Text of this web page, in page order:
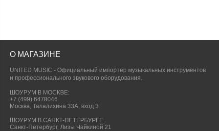
О МАГАЗИНЕ
UNITED MUSIC - Официальный импортер музыкальных инструментов
и профессионального звукового оборудования.
ШОУРУМ В МОСКВЕ:
+7 (499) 6478046
Москва, Талалихина 33А, вход 3
ШОУРУМ В САНКТ-ПЕТЕРБУРГЕ:
Санкт-Петербург, Лизы Чайкиной 21